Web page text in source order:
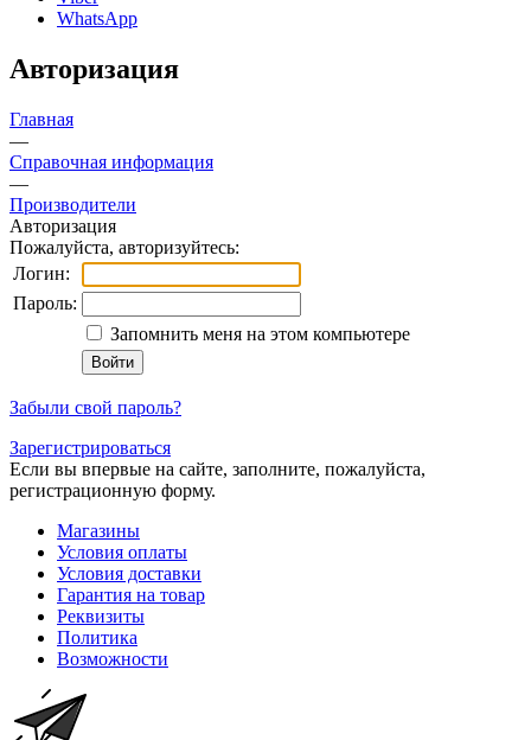
WhatsApp
Авторизация
Главная
—
Справочная информация
—
Производители
Авторизация
Пожалуйста, авторизуйтесь:
Логин:
Пароль:
Запомнить меня на этом компьютере
Забыли свой пароль?
Зарегистрироваться
Если вы впервые на сайте, заполните, пожалуйста,
регистрационную форму.
Магазины
Условия оплаты
Условия доставки
Гарантия на товар
Реквизиты
Политика
Возможности